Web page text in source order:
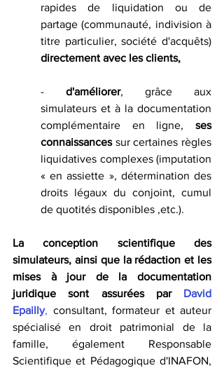
rapides de liquidation ou de
partage (communauté, indivision à
directement avec les clients,
- d'améliorer, grâce aux
simulateurs et à la documentation
complémentaire en ligne, ses
connaissances sur certaines règles
liquidatives complexes (imputation
« en assiette », détermination des
droits légaux du conjoint, cumul
de quotités disponibles ,etc.).
La conception scientifique des
simulateurs, ainsi que la rédaction et les
mises à jour de la documentation
juridique sont assurées par
David
Epailly, consultant, formateur et auteur
spécialisé en droit patrimonial de la
famille, également Responsable
Scientifique et Pédagogique d'INAFON,